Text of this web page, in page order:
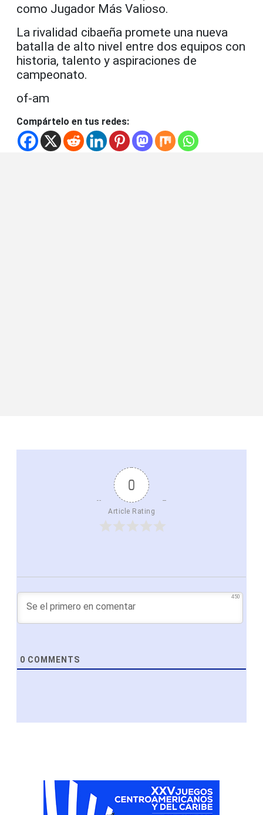
como Jugador Más Valioso.
La rivalidad cibaeña promete una nueva
batalla de alto nivel entre dos equipos con
historia, talento y aspiraciones de
campeonato.
of-am
Compártelo en tus redes:
0
Article Rating
450
0 COMMENTS